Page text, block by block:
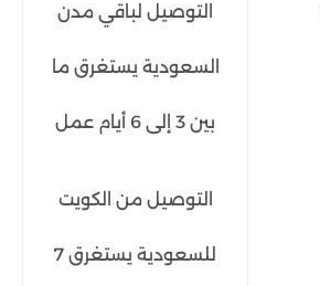
التوصيل لباقي مدن
السعودية يستغرق ما
بين 3 إلى 6 أيام عمل
التوصيل من الكويت
للسعودية يستغرق 7